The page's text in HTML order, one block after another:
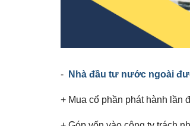
- Nhà đầu tư nước ngoài
+ Mua cổ phần phát hành lần